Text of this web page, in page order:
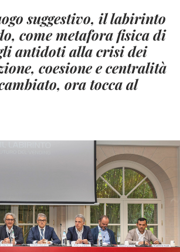
suggestivo, il labirinto
come metafora fisica di
antidoti alla crisi dei
coesione e centralità
ora tocca al